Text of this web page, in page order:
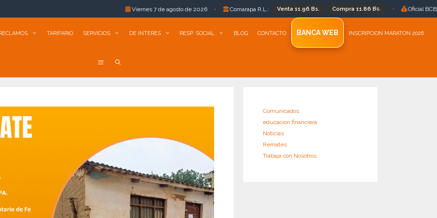
Viernes 7 de agosto de 2026 • Comarapa R.L.: Venta 11.96 Bs. Compra 11.86 Bs. • Oficial BCB: Bs 11.86
TARIFARIO SERVICIOS DE INTERES RESP. SOCIAL BLOG CONTACTO BANCA WEB INSCRIPCION MARATON 2026
Comunicados
educacion financiera
Noticias
Remates
Trabaja con Nosotros